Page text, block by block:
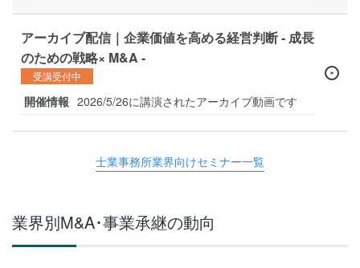
アーカイブ配信｜企業価値を高める経営判断 - 成長
のための戦略× M&A -
受講受付中
開催情報 2026/5/26に講演されたアーカイブ動画です
士業事務所業界向けセミナー一覧
業界別M&A･事業承継の動向